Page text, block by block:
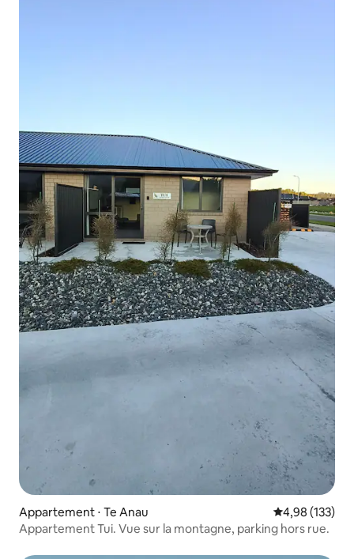
Appartement ⋅ Te Anau Évaluation
4,98 (133)
Appartement Tui. Vue sur la montagne, parking hors rue.